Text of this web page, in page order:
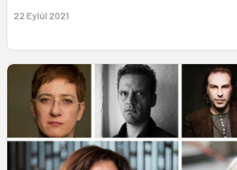
22 Eylül 2021